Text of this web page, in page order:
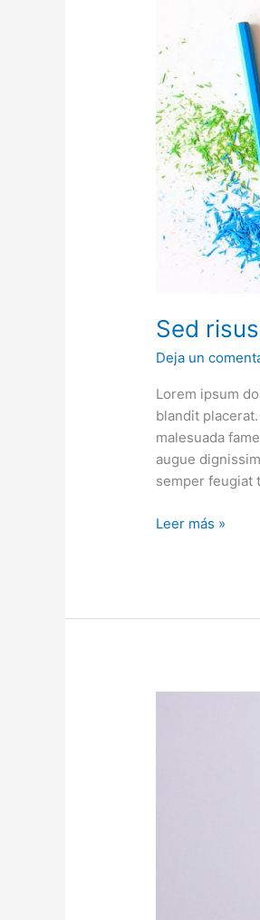
Sed
Deja un
Lorem ipsum
blandit
malesuada
augue
semper feugiat
sit
amet
Leer más »